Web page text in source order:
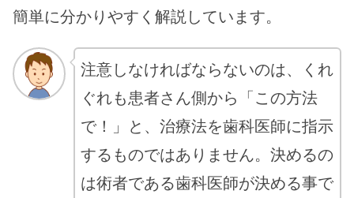
簡単に分かりやすく解説しています。
注意しなければならないのは、くれ
ぐれも患者さん側から「この方法
で！」と、治療法を歯科医師に指示
するものではありません。決めるの
は術者である歯科医師が決める事で